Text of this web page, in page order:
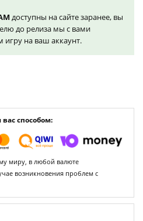
доступны на сайте заранее, вы
до релиза мы с вами
игру на ваш аккаунт.
способом:
миру, в любой валюте
возникновения проблем с